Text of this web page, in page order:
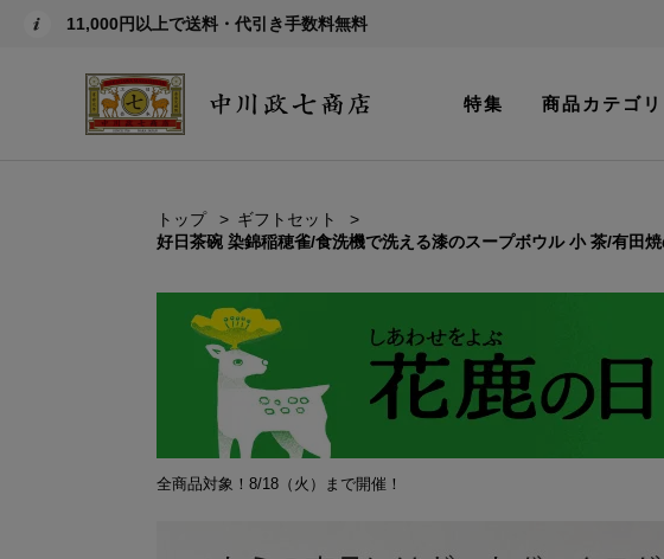
11,000円以上で送料・代引き手数料無料
特集 商品カテゴリ
トップ
ギフトセット
好日茶碗 染錦稲穂雀/食洗機で洗える漆のスープボウル 小 茶/有田
全商品対象！8/18（火）まで開催！